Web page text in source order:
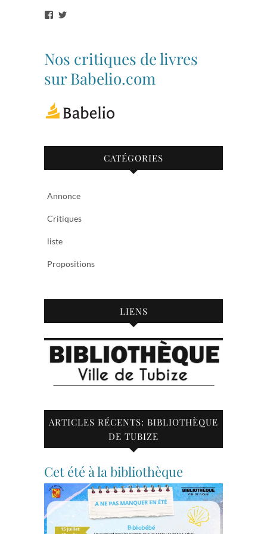
Voir
bibliothequetubize
sur
Facebook
Tuclasakoi
sur
Twitter
Nos critiques de livres
sur Babelio.com
CATÉGORIES
Annonce
Critiques
liste
Propositions
LIENS
ARTICLES RÉCENTS: BIBLIOTHÈQUE
DE TUBIZE
Cet été à la bibliothèque